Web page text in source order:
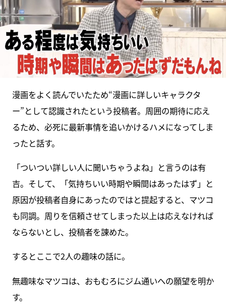
漫画をよく読んでいたため“漫画に詳しいキャラクタ
ー”として認識されたという投稿者。周囲の期待に応え
るため、必死に最新事情を追いかけるハメになってしま
ったと話す。
「ついつい詳しい人に聞いちゃうよね」と言うのは有
吉。そして、「気持ちいい時期や瞬間はあったはず」と
原因が投稿者自身にあったのではと提起すると、マツコ
も同調。周りを信頼させてしまった以上は応えなければ
ならないとし、投稿者を諌めた。
するとここで2人の趣味の話に。
無趣味なマツコは、おもむろにジム通いへの願望を明か
す。